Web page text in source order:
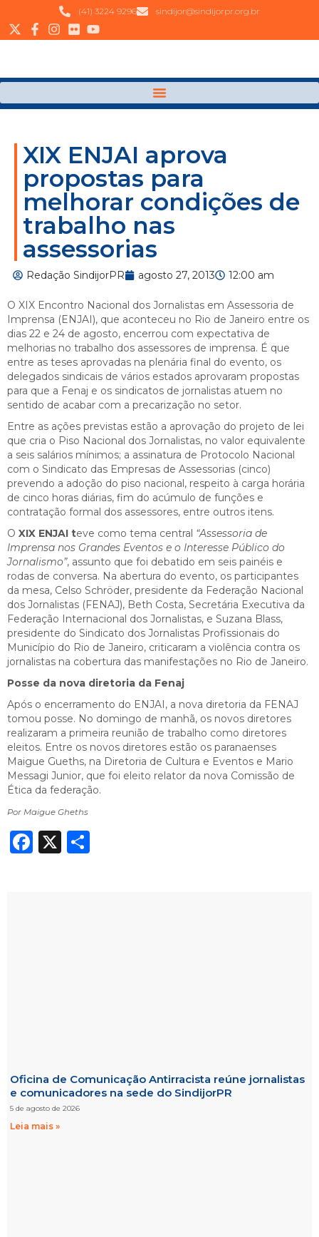
(41) 3224 9296 sindijor@sindijorpr.org.br
XIX ENJAI aprova
propostas para
melhorar condições de
trabalho nas
assessorias
Redação SindijorPR agosto 27, 2013 12:00 am
O XIX Encontro Nacional dos Jornalistas em Assessoria de
Imprensa (ENJAI), que aconteceu no Rio de Janeiro entre os
dias 22 e 24 de agosto, encerrou com expectativa de
melhorias no trabalho dos assessores de imprensa. É que
entre as teses aprovadas na plenária final do evento, os
delegados sindicais de vários estados aprovaram propostas
para que a Fenaj e os sindicatos de jornalistas atuem no
sentido de acabar com a precarização no setor.
Entre as ações previstas estão a aprovação do projeto de lei
que cria o Piso Nacional dos Jornalistas, no valor equivalente
a seis salários mínimos; a assinatura de Protocolo Nacional
com o Sindicato das Empresas de Assessorias (cinco)
prevendo a adoção do piso nacional, respeito à carga horária
de cinco horas diárias, fim do acúmulo de funções e
contratação formal dos assessores, entre outros itens.
O XIX ENJAI teve como tema central “Assessoria de
Imprensa nos Grandes Eventos e o Interesse Público do
Jornalismo”, assunto que foi debatido em seis painéis e
rodas de conversa. Na abertura do evento, os participantes
da mesa, Celso Schröder, presidente da Federação Nacional
dos Jornalistas (FENAJ), Beth Costa, Secretária Executiva da
Federação Internacional dos Jornalistas, e Suzana Blass,
presidente do Sindicato dos Jornalistas Profissionais do
Município do Rio de Janeiro, criticaram a violência contra os
jornalistas na cobertura das manifestações no Rio de Janeiro.
Posse da nova diretoria da Fenaj
Após o encerramento do ENJAI, a nova diretoria da FENAJ
tomou posse. No domingo de manhã, os novos diretores
realizaram a primeira reunião de trabalho como diretores
eleitos. Entre os novos diretores estão os paranaenses
Maigue Gueths, na Diretoria de Cultura e Eventos e Mario
Messagi Junior, que foi eleito relator da nova Comissão de
Ética da federação.
Por Maigue Gheths
Facebook
X
Oficina de Comunicação Antirracista reúne jornalistas
e comunicadores na sede do SindijorPR
5 de agosto de 2026
Leia mais »